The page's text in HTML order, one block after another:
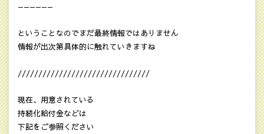
——————
ということなのでまだ最終情報ではありません
情報が出次第具体的に触れていきますね
////////////////////////////////
現在、用意されている
持続化給付金などは
下記をご参照ください